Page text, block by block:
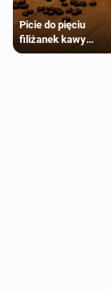
Picie do pięciu
filiżanek kawy
dziennie jest